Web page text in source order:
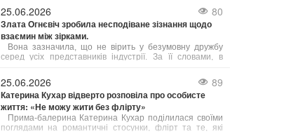
сонцезахисними окулярами від Celine, а волосся
залишила розпущеним.
25.06.2026 80
Злата Огнєвіч зробила несподіване зізнання щодо
взаємин між зірками.
Вона зазначила, що не вірить у безумовну дружбу
серед усіх представників індустрії. За її словами, в
підтримки та комунікації, але далеко не всі хороші
відносини можна назвати справжньою дружбою.
25.06.2026 89
Катерина Кухар відверто розповіла про особисте
життя: «Не можу жити без флірту»
Прима-балерина Катерина Кухар поділилася своїми
поглядами на романтичні стосунки, флірт та те, які